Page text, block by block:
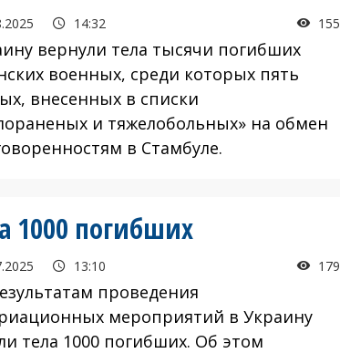
14:32 155
вернули тела тысячи погибших
военных, среди которых пять
внесенных в списки
и тяжелобольных» на обмен
в Стамбуле.
1000 погибших
13:10 179
проведения
мероприятий в Украину
тела 1000 погибших. Об этом